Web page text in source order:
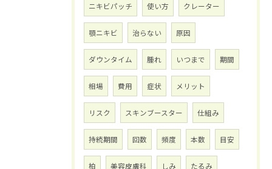
ニキビパッチ 使い方 クレーター
顎ニキビ 治らない 原因
ダウンタイム 腫れ いつまで 期間
相場 費用 症状 メリット
リスク スキンブースター 仕組み
持続期間 回数 頻度 本数 目安
柏 美容皮膚科 しみ たるみ